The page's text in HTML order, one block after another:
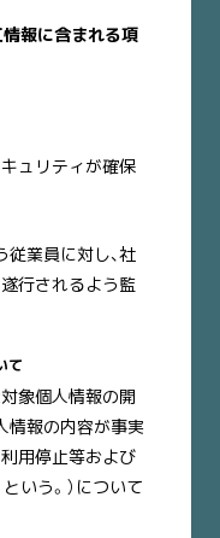
情報に含まれる項
ュリティが確保
従業員に対し、社
行されるよう監
て
象個人情報の開
情報の内容が事実
用停止等および
いう。）について